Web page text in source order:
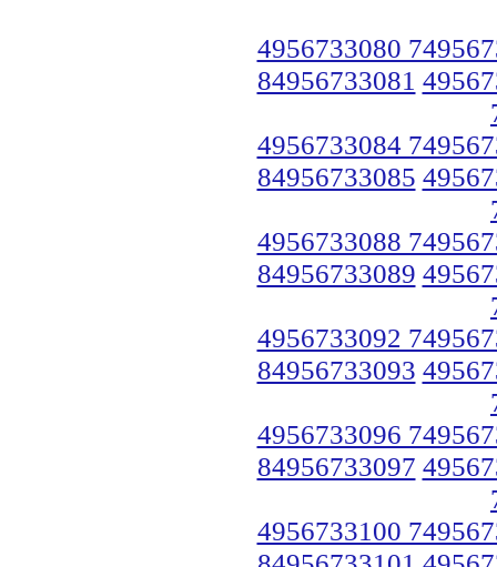
4956733080
84956733081
4956733084
84956733085
4956733088
84956733089
4956733092
84956733093
4956733096
84956733097
4956733100